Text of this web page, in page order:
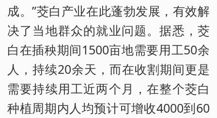
成。”茭白产业在此蓬勃发展，有效解
决了当地群众的就业问题。据悉，茭
白在插秧期间1500亩地需要用工50余
人，持续20余天，而在收割期间更是
需要持续用工近两个月，在整个茭白
种植周期内人均预计可增收4000到60